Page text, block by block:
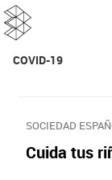
COVID-19
SOCIEDAD
Cuida tus